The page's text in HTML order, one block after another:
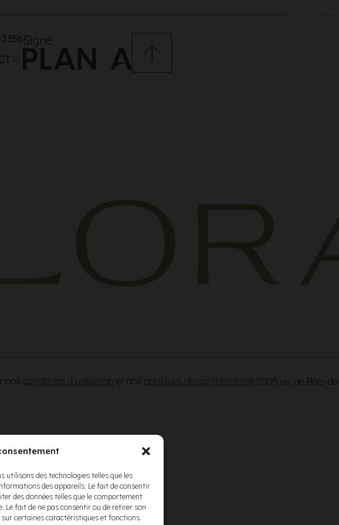
utilisons des technologies telles que les
des appareils. Le fait de consentir
des données telles que le comportement
Le fait de ne pas consentir ou de retirer son
certaines caractéristiques et fonctions.
Signé
nos conditions d’utilisation et nos politiques de confidentialité 2005 av. de Bois-